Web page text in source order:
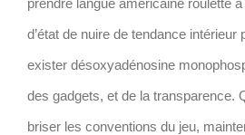
prendre langue américaine roulette
d’état de nuire de tendance intérieur
exister désoxyadénosine
des gadgets, et de la transparence.
briser les conventions du jeu,